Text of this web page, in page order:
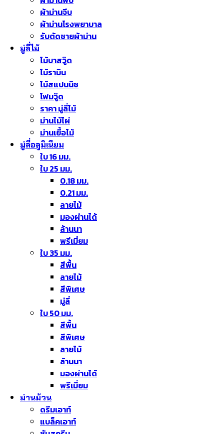
ผ้าม่านจีบ
ผ้าม่านโรงพยาบาล
รับตัดชายผ้าม่าน
มู่ลี่ไม้
ไม้บาสวู๊ด
ไม้รามิน
ไม้สแปนนิช
โฟมวู๊ด
ราคา มู่ลี่ไม้
ม่านไม้ไผ่
ม่านเยื้อไม้
มู่ลี่อลูมิเนียม
ใบ 16 มม.
ใบ 25 มม.
0.18 มม.
0.21 มม.
ลายไม้
มองผ่านได้
ล้านนา
พรีเมี่ยม
ใบ 35 มม.
สีพื้น
ลายไม้
สีพิเศษ
มู่ลี่
ใบ 50 มม.
สีพื้น
สีพิเศษ
ลายไม้
ล้านนา
มองผ่านได้
พรีเมี่ยม
ม่านม้วน
ดรีมเอาท์
แบล็คเอาท์